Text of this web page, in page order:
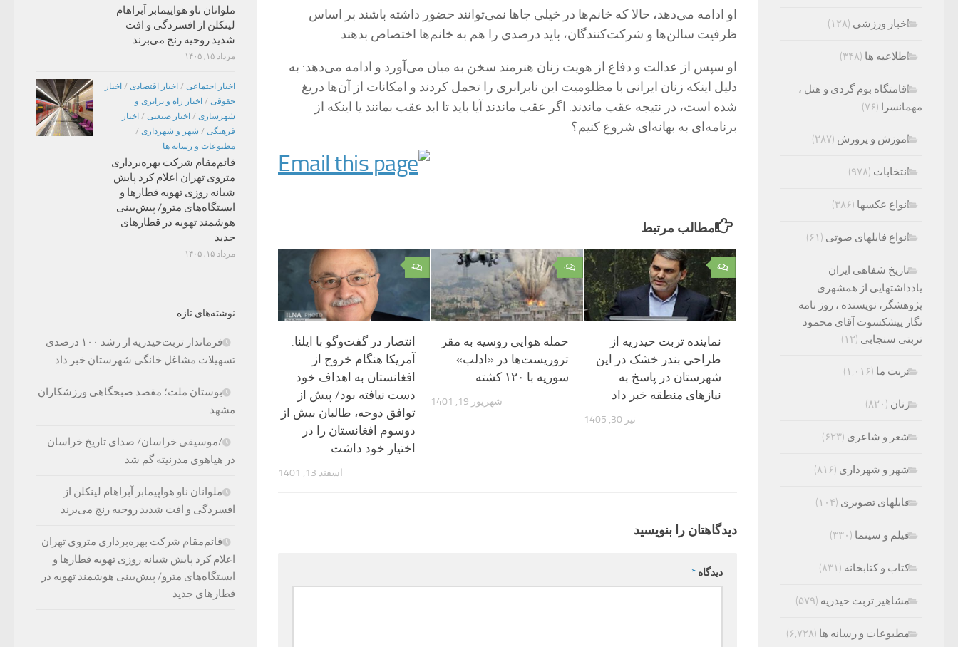
او ادامه می‌دهد، حالا که خانم‌ها در خیلی جاها نمی‌توانند حضور داشته باشند بر اساس
ظرفیت سالن‌ها و شرکت‌کنندگان، باید درصدی را هم به خانم‌ها اختصاص بدهند.
او سپس از عدالت و دفاع از هویت زنان هنرمند سخن به میان می‌آورد و ادامه می‌دهد: به
دلیل اینکه زنان ایرانی با مظلومیت این نابرابری را تحمل کردند و امکانات از آن‌ها دریغ
شده است، در نتیجه عقب ماندند. اگر عقب ماندند آیا باید تا ابد عقب بمانند یا اینکه از
برنامه‌ای به بهانه‌ای شروع کنیم؟
مطالب مرتبط
۰
انتصار در گفت‌وگو با ایلنا:
آمریکا هنگام خروج از
افغانستان به اهداف خود
دست نیافته بود/ پیش از
توافق دوحه، طالبان بیش از
دوسوم افغانستان را در
اختیار خود داشت
اسفند 13, 1401
۰
حمله هوایی روسیه به مقر
تروریست‌ها در «ادلب»
سوریه با ۱۲۰ کشته
شهریور 19, 1401
۰
نماینده تربت حیدریه از
طراحی بندر خشک در این
شهرستان در پاسخ به
نیازهای منطقه خبر داد
تیر 30, 1405
دیدگاهتان را بنویسید
دیدگاه *
ملوانان ناو هواپیمابر آبراهام
لینکلن از افسردگی و افت
شدید روحیه رنج می‌برند
مرداد ۱۵, ۱۴۰۵
اخبار اجتماعی / اخبار اقتصادی / اخبار
حقوقی / اخبار راه و ترابری و
شهرسازی / اخبار صنعتی / اخبار
فرهنگی / شهر و شهرداری /
مطبوعات و رسانه ها
قائم‌مقام شرکت بهره‌برداری
متروی تهران اعلام کرد پایش
شبانه روزی تهویه قطارها و
ایستگاه‌های مترو/ پیش‌بینی
هوشمند تهویه در قطارهای
جدید
مرداد ۱۵, ۱۴۰۵
نوشته‌های تازه
فرماندار تربت‌حیدریه از رشد ۱۰۰ درصدی
تسهیلات مشاغل خانگی شهرستان خبر داد
بوستان ملت؛ مقصد صبحگاهی ورزشکاران
مشهد
/موسیقی خراسان/ صدای تاریخ خراسان
در هیاهوی مدرنیته گم شد
ملوانان ناو هواپیمابر آبراهام لینکلن از
افسردگی و افت شدید روحیه رنج می‌برند
قائم‌مقام شرکت بهره‌برداری متروی تهران
اعلام کرد پایش شبانه روزی تهویه قطارها و
ایستگاه‌های مترو/ پیش‌بینی هوشمند تهویه در
قطارهای جدید
اخبار ورزشی (۱۲۸)
اطلاعیه ها (۳۴۸)
اقامتگاه بوم گردی و هتل ،
مهمانسرا (۷۶)
اموزش و پرورش (۲۸۷)
انتخابات (۹۷۸)
انواع عکسها (۳۸۶)
انواع فایلهای صوتی (۶۱)
تاریخ شفاهی ایران
یادداشتهایی از همشهری
پژوهشگر، نویسنده ، روز نامه
نگار پیشکسوت آقای محمود
تربتی سنجابی (۱۲)
تربت ما (۱,۰۱۶)
زنان (۸۲۰)
شعر و شاعری (۶۲۳)
شهر و شهرداری (۸۱۶)
فایلهای تصویری (۱۰۴)
فیلم و سینما (۳۳۰)
کتاب و کتابخانه (۸۳۱)
مشاهیر تربت حیدریه (۵۷۹)
مطبوعات و رسانه ها (۶,۷۲۸)